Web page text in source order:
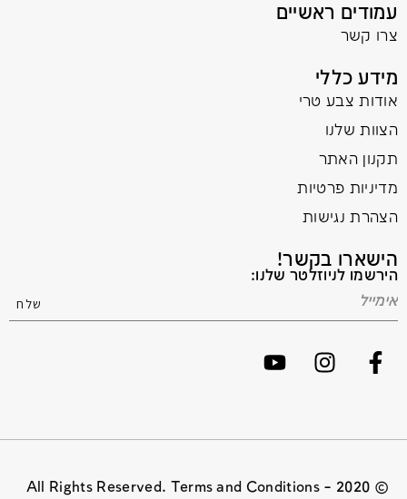
עמודים ראשיים
צרו קשר
מידע כללי
אודות צבע טרי
הצוות שלנו
תקנון האתר
מדיניות פרטיות
הצהרת נגישות
הישארו בקשר!
הירשמו לניוזלטר שלנו:
© 2020 All Rights Reserved. Terms and Conditions –